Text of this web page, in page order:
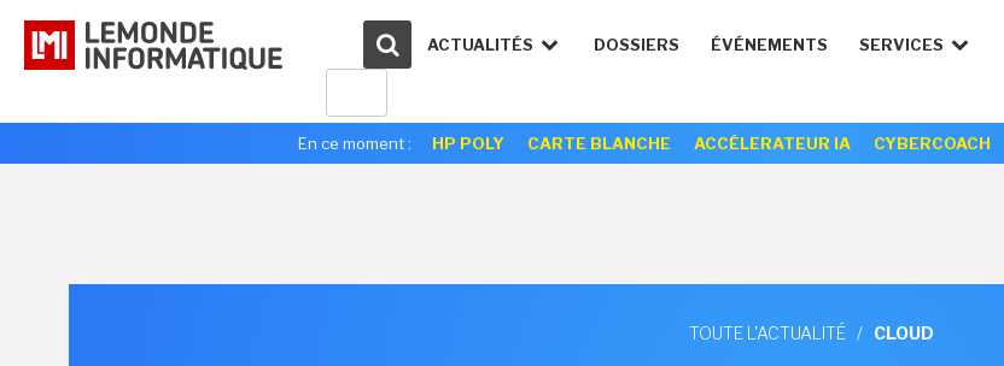
ACTUALITÉS DOSSIERS ÉVÉNEMENTS SERVICES
En ce moment : HP POLY CARTE BLANCHE ACCÉLERATEUR IA CYBERCOACH
TOUTE L'ACTUALITÉ / CLOUD